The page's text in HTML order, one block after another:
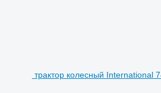
трактор колесный International